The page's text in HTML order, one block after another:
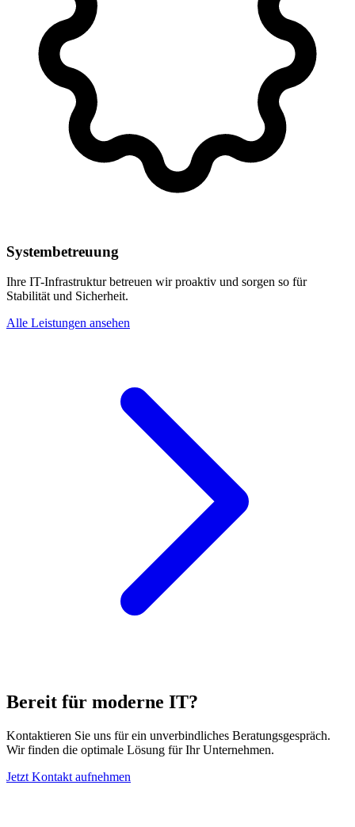
Systembetreuung
Ihre IT-Infrastruktur betreuen wir proaktiv und sorgen so für
Stabilität und Sicherheit.
Alle Leistungen ansehen
Bereit für moderne IT?
Kontaktieren Sie uns für ein unverbindliches Beratungsgespräch.
Wir finden die optimale Lösung für Ihr Unternehmen.
Jetzt Kontakt aufnehmen